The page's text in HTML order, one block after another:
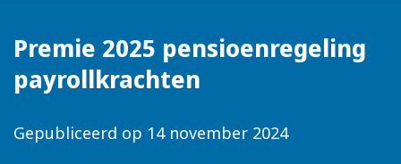
Premie 2025 pensioenregeling
payrollkrachten
Gepubliceerd op 14 november 2024